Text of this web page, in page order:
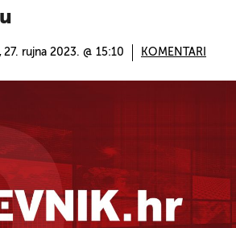
27. rujna 2023. @ 15:10 KOMENTARI